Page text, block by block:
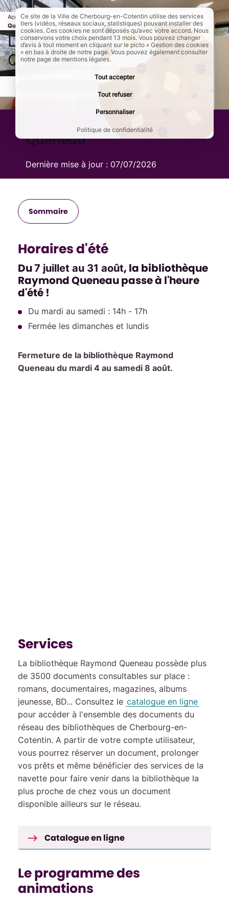
Accueil Culture et loisirs Lecture Page active :
La bibliothèque Raymond
Queneau
La bibliothèque Raymond
Queneau
Bibliothèque Raymond
Queneau
Dernière mise à jour : 07/07/2026
Sommaire
Horaires d'été
Du7 juillet au 31 août, la bibliothèque
Raymond Queneau passe à l'heure
d'été !
Du mardi au samedi : 14h - 17h
Fermée les dimanches et lundis
Fermeture de la bibliothèque Raymond
Queneau du mardi 4 au samedi 8 août.
Services
La bibliothèque Raymond Queneau possède plus
de 3500 documents consultables sur place :
romans, documentaires, magazines, albums
jeunesse, BD... Consultez le catalogue en ligne
pour accéder à l'ensemble des documents du
réseau des bibliothèques de Cherbourg-en-
Cotentin. A partir de votre compte utilisateur,
vous pourrez réserver un document, prolonger
vos prêts et même bénéficier des services de la
navette pour faire venir dans la bibliothèque la
plus proche de chez vous un document
disponible ailleurs sur le réseau.
Catalogue en ligne
Le programme des
animations
Ce site de la Ville de Cherbourg-en-Cotentin utilise des services
tiers (vidéos, réseaux sociaux, statistiques) pouvant installer des
cookies. Ces cookies ne sont déposés qu’avec votre accord. Nous
conservons votre choix pendant 13 mois. Vous pouvez changer
d’avis à tout moment en cliquant sur le picto « Gestion des cookies
» en bas à droite de notre page. Vous pouvez également consulter
notre page de mentions légales.
Tout accepter
Tout refuser
Personnaliser
Politique de confidentialité